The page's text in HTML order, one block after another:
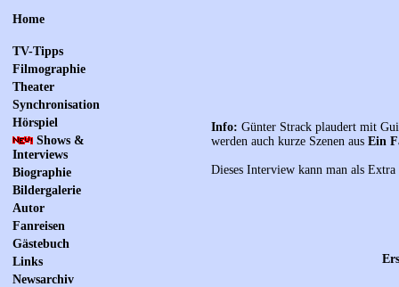
Home
TV-Tipps
Filmographie
Theater
Synchronisation
Hörspiel
Shows &
Interviews
Biographie
Bildergalerie
Autor
Fanreisen
Gästebuch
Links
Newsarchiv
Info: Günter Strack plaudert mit
werden auch kurze Szenen aus Ein
Dieses Interview kann man als